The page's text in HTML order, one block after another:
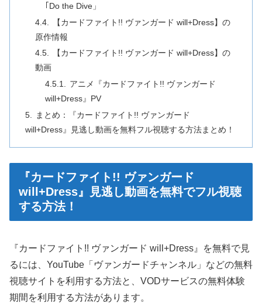
｢Do the Dive」
【カードファイト!! ヴァンガード will+Dress】の
原作情報
【カードファイト!! ヴァンガード will+Dress】の
動画
アニメ『カードファイト!! ヴァンガード
will+Dress』PV
まとめ：『カードファイト!! ヴァンガード
will+Dress』見逃し動画を無料フル視聴する方法まとめ！
『カードファイト!! ヴァンガード
will+Dress』見逃し動画を無料でフル視聴
する方法！
『カードファイト!! ヴァンガード will+Dress』を無料で見
るには、YouTube「ヴァンガードチャンネル」などの無料
視聴サイトを利用する方法と、VODサービスの無料体験
期間を利用する方法があります。